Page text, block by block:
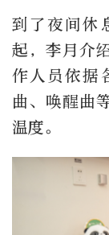
到了夜间休
起，李月介
作人员依据
曲、唤醒曲
温度。